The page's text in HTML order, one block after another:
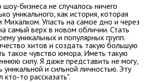
бизнеса не случалось ничего
уникального, как история, которая
Михалком. Упасть на самое дно и через
самый верх в новом обличии. Стать
уникальных и популярных групп.
хитов и создать такую большую
такое чувство юмора. Иметь такую
силу. Я даже представить не могу,
и сильной личностью. Эту
то рассказать".